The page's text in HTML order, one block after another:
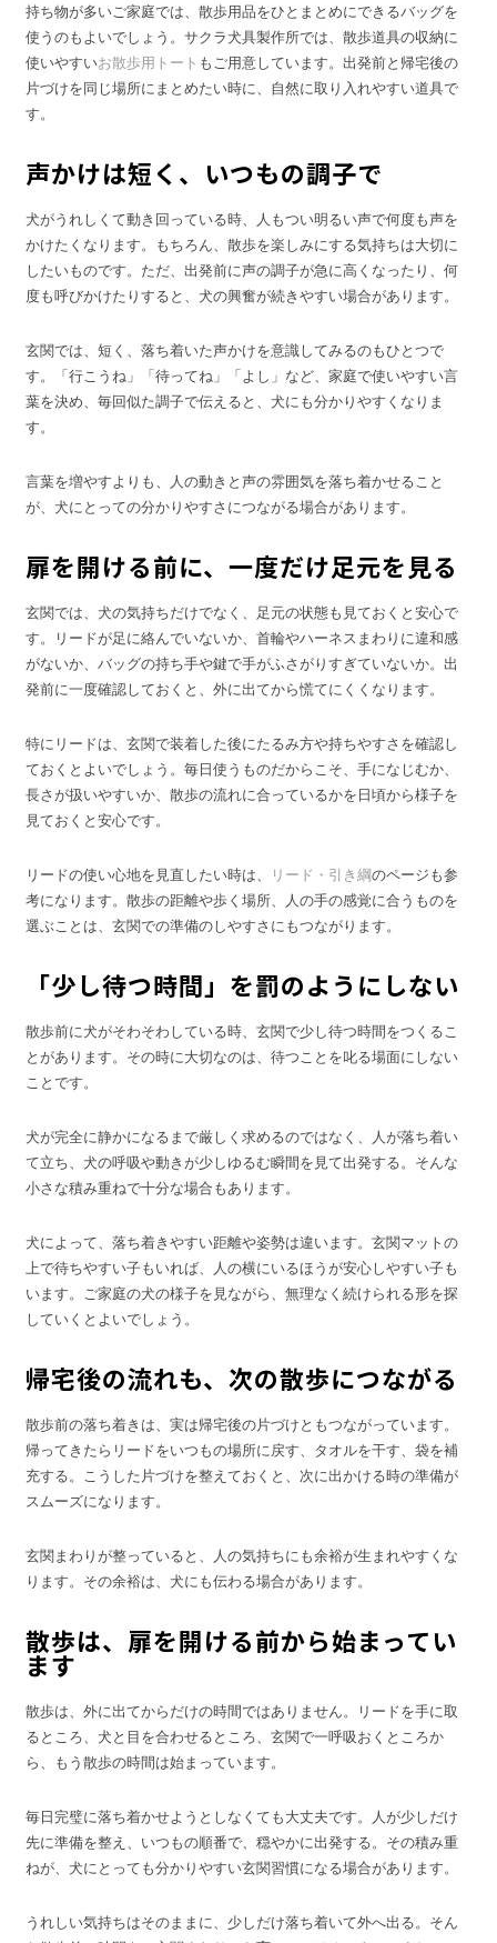
持ち物が多いご家庭では、散歩用品をひとまとめにできるバッグを
使うのもよいでしょう。サクラ犬具製作所では、散歩道具の収納に
使いやすいお散歩用トート もご用意しています。出発前と帰宅後の
片づけを同じ場所にまとめたい時に、自然に取り入れやすい道具で
す。
声かけは短く、いつもの調子で
犬がうれしくて動き回っている時、人もつい明るい声で何度も声を
かけたくなります。もちろん、散歩を楽しみにする気持ちは大切に
したいものです。ただ、出発前に声の調子が急に高くなったり、何
度も呼びかけたりすると、犬の興奮が続きやすい場合があります。
玄関では、短く、落ち着いた声かけを意識してみるのもひとつで
す。「行こうね」「待ってね」「よし」など、家庭で使いやすい言
葉を決め、毎回似た調子で伝えると、犬にも分かりやすくなりま
す。
言葉を増やすよりも、人の動きと声の雰囲気を落ち着かせること
が、犬にとっての分かりやすさにつながる場合があります。
扉を開ける前に、一度だけ足元を見る
玄関では、犬の気持ちだけでなく、足元の状態も見ておくと安心で
す。リードが足に絡んでいないか、首輪やハーネスまわりに違和感
がないか、バッグの持ち手や鍵で手がふさがりすぎていないか。出
発前に一度確認しておくと、外に出てから慌てにくくなります。
特にリードは、玄関で装着した後にたるみ方や持ちやすさを確認し
ておくとよいでしょう。毎日使うものだからこそ、手になじむか、
長さが扱いやすいか、散歩の流れに合っているかを日頃から様子を
見ておくと安心です。
リードの使い心地を見直したい時は、 リード・引き綱のページも参
考になります。散歩の距離や歩く場所、人の手の感覚に合うものを
選ぶことは、玄関での準備のしやすさにもつながります。
「少し待つ時間」を罰のようにしない
散歩前に犬がそわそわしている時、玄関で少し待つ時間をつくるこ
とがあります。その時に大切なのは、待つことを叱る場面にしない
ことです。
犬が完全に静かになるまで厳しく求めるのではなく、人が落ち着い
て立ち、犬の呼吸や動きが少しゆるむ瞬間を見て出発する。そんな
小さな積み重ねで十分な場合もあります。
犬によって、落ち着きやすい距離や姿勢は違います。玄関マットの
上で待ちやすい子もいれば、人の横にいるほうが安心しやすい子も
います。ご家庭の犬の様子を見ながら、無理なく続けられる形を探
していくとよいでしょう。
帰宅後の流れも、次の散歩につながる
散歩前の落ち着きは、実は帰宅後の片づけともつながっています。
帰ってきたらリードをいつもの場所に戻す、タオルを干す、袋を補
充する。こうした片づけを整えておくと、次に出かける時の準備が
スムーズになります。
玄関まわりが整っていると、人の気持ちにも余裕が生まれやすくな
ります。その余裕は、犬にも伝わる場合があります。
散歩は、扉を開ける前から始まってい
ます
散歩は、外に出てからだけの時間ではありません。リードを手に取
るところ、犬と目を合わせるところ、玄関で一呼吸おくところか
ら、もう散歩の時間は始まっています。
毎日完璧に落ち着かせようとしなくても大丈夫です。人が少しだけ
先に準備を整え、いつもの順番で、穏やかに出発する。その積み重
ねが、犬にとっても分かりやすい玄関習慣になる場合があります。
うれしい気持ちはそのままに、少しだけ落ち着いて外へ出る。そん